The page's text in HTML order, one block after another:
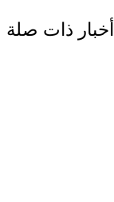
أخبار ذات صلة